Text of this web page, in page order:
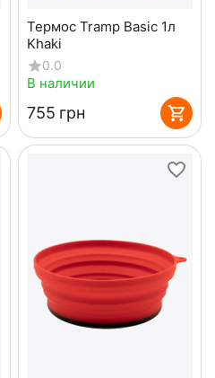
Термос Tramp Basic 1л
Khaki
0.0
В наличии
‍755‍ грн